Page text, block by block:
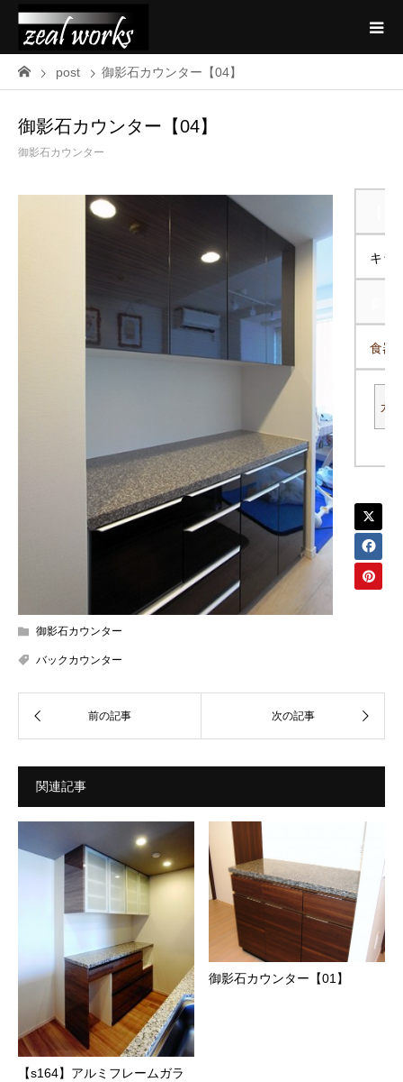
post 御影石カウンター【04】
御影石カウンター【04】
御影石カウンター
キッ
食器
カ
御影石カウンター
バックカウンター
関連記事
【s164】アルミフレームガラ
御影石カウンター【01】